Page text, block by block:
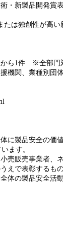
・新製品開発賞
たは独創性が高い
1件 ※全部門対
機関、業種別団
に製品安全の価
ます。
売販売事業者、
えで表彰するもの
体の製品安全活